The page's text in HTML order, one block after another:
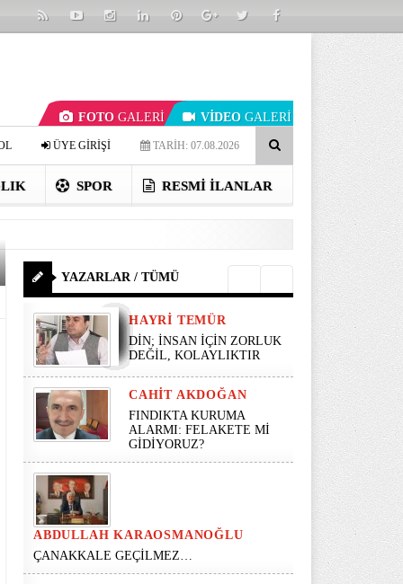
FOTO GALERİ VİDEO GALERİ
TARİH: 07.08.2026
ÜYE GİRİŞİ
SPOR RESMI İLANLAR
YAZARLAR / TÜMÜ
HAYRI TEMÜR
DİN; İNSAN İÇİN ZORLUK
DEĞİL, KOLAYLIKTIR
CAHIT AKDOĞAN
FINDIKTA KURUMA
ALARMI: FELAKETE Mİ
GİDİYORUZ?
ABDULLAH KARAOSMANOĞLU
ÇANAKKALE GEÇİLMEZ…